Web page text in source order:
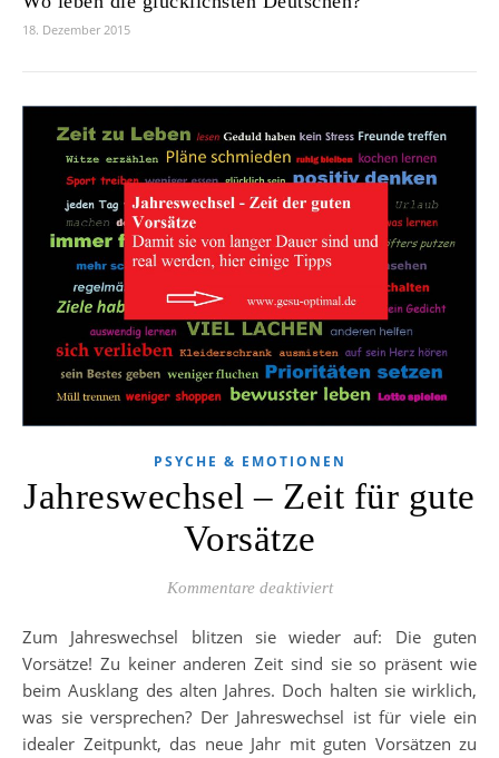
18. Dezember 2015
PSYCHE & EMOTIONEN
Jahreswechsel – Zeit für gute
Vorsätze
Kommentare deaktiviertfür Jahreswechsel –
Zum Jahreswechsel blitzen sie wieder auf: Die guten
Vorsätze! Zu keiner anderen Zeit sind sie so präsent wie
beim Ausklang des alten Jahres. Doch halten sie wirklich,
was sie versprechen? Der Jahreswechsel ist für viele ein
idealer Zeitpunkt, das neue Jahr mit guten Vorsätzen zu